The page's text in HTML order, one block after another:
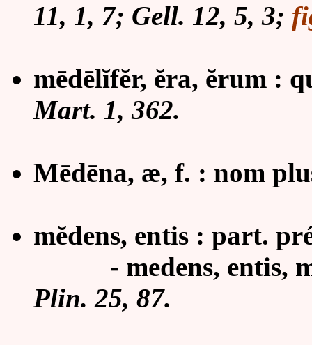
11, 1, 7; Gell. 12, 5, 3;
mēdēlĭfĕr, ĕra, ĕrum :
Mart. 1, 362.
Mēdēna, æ, f. : nom
mĕdens, entis : part.
- medens, entis,
Plin. 25, 87.